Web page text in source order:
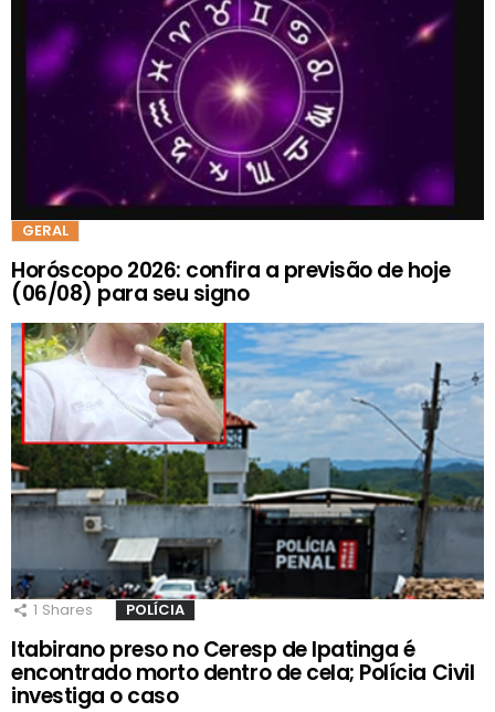
GERAL
Horóscopo 2026: confira a previsão de hoje
(06/08) para seu signo
1 Shares POLÍCIA
Itabirano preso no Ceresp de Ipatinga é
encontrado morto dentro de cela; Polícia Civil
investiga o caso